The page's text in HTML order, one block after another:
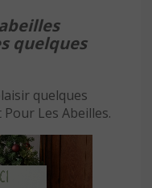
quelques
quelques
Les Abeilles.